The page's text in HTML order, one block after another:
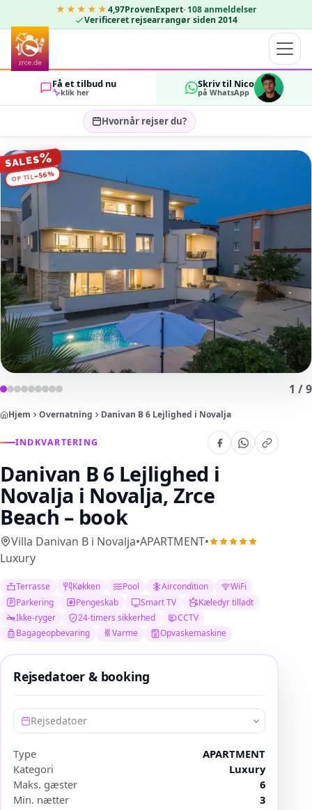
★★★★★4,97ProvenExpert· 108 anmeldelser
Verificeret rejsearrangør siden 2014
Få et tilbud nu
klik her
Skriv til Nico
på WhatsApp
Hvornår rejser du?
Vælg rejsedatoer…
GÆSTER
2
1 /9
SALES%
OP TIL−56%
Hjem Overnatning Danivan B 6 Lejlighed i Novalja
INDKVARTERING
Danivan B 6 Lejlighed i
Novalja i Novalja, Zrce
Beach – book
Villa Danivan B i Novalja•APARTMENT•
Luxury
Terrasse Køkken Pool Aircondition
WiFi
Parkering
Pengeskab Smart TV
Kæledyr tilladt
Ikke-ryger
24-timers sikkerhed
CCTV
Bagageopbevaring
Varme Opvaskemaskine
Rejsedatoer & booking
Rejsedatoer
Type
APARTMENT
Kategori
Luxury
Maks. gæster
6
Min. nætter
3